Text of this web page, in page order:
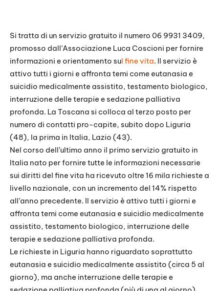
Si tratta di un servizio gratuito il numero 06 9931 3409,
promosso dall’Associazione Luca Coscioni per fornire
informazioni e orientamento sul fine vita. Il servizio è
attivo tutti i giorni e affronta temi come eutanasia e
suicidio medicalmente assistito, testamento biologico,
interruzione delle terapie e sedazione palliativa
profonda. La Toscana si colloca al terzo posto per
numero di contatti pro-capite, subito dopo Liguria
(48), la prima in Italia, Lazio (43).
Nel corso dell’ultimo anno il primo servizio gratuito in
Italia nato per fornire tutte le informazioni necessarie
sui diritti del fine vita ha ricevuto oltre 16 mila richieste a
livello nazionale, con un incremento del 14% rispetto
all’anno precedente. Il servizio è attivo tutti i giorni e
affronta temi come eutanasia e suicidio medicalmente
assistito, testamento biologico, interruzione delle
terapie e sedazione palliativa profonda.
Le richieste in Liguria hanno riguardato soprattutto
eutanasia e suicidio medicalmente assistito (circa 5 al
giorno), ma anche interruzione delle terapie e